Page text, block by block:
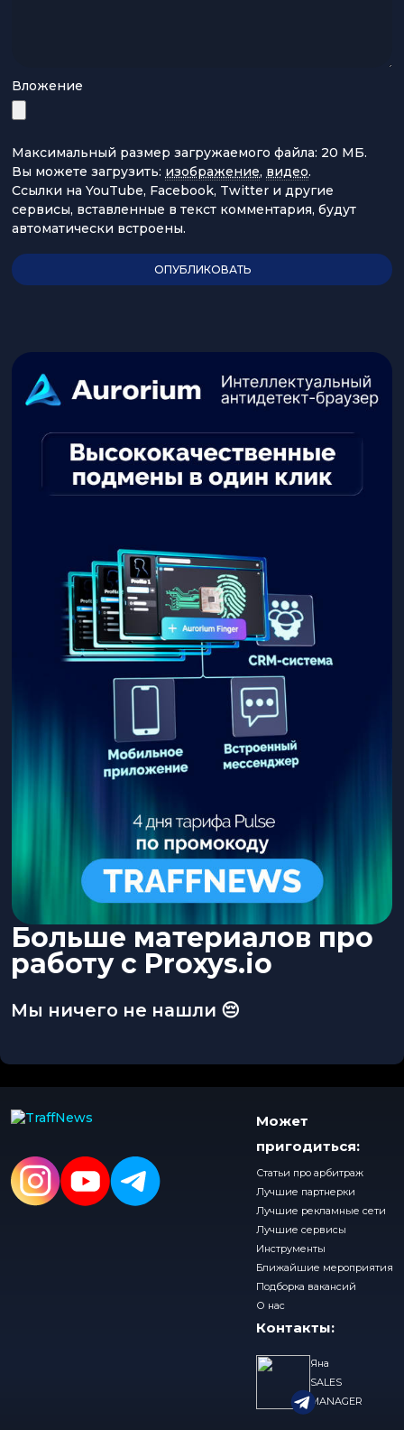
Вложение
Максимальный размер загружаемого файла: 20 МБ.
Вы можете загрузить: изображение, видео.
Ссылки на YouTube, Facebook, Twitter и другие
сервисы, вставленные в текст комментария, будут
автоматически встроены.
Больше материалов про
работу с Proxys.io
Мы ничего не нашли 😔
Может
пригодиться:
Статьи про арбитраж
Лучшие партнерки
Лучшие рекламные сети
Лучшие сервисы
Инструменты
Ближайшие мероприятия
Подборка вакансий
О нас
Контакты:
Яна
SALES
MANAGER